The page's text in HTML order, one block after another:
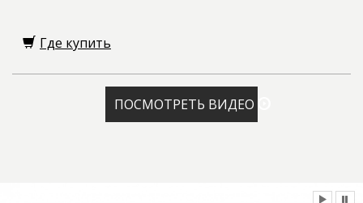
Где купить
ПОСМОТРЕТЬ ВИДЕО